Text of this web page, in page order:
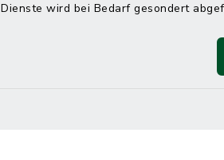
Dienste wird bei Bedarf gesondert
Online-
Haben Sie ein
keinen zeitnahen